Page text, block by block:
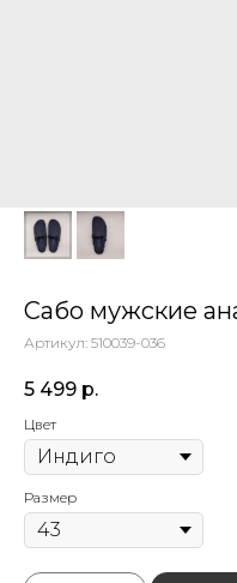
Сабо мужские
Артикул: 510039-036
5 499 р.
Цвет
Размер